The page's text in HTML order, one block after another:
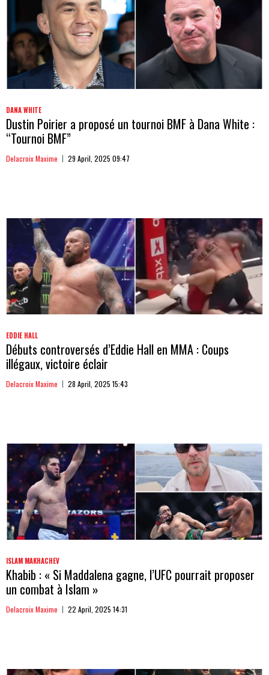
DANA WHITE
Dustin Poirier a proposé un tournoi BMF à Dana White :
“Tournoi BMF”
Delacroix Maxime 29 April, 2025 09:47
EDDIE HALL
Débuts controversés d’Eddie Hall en MMA : Coups
illégaux, victoire éclair
Delacroix Maxime 28 April, 2025 15:43
ISLAM MAKHACHEV
Khabib : « Si Maddalena gagne, l’UFC pourrait proposer
un combat à Islam »
Delacroix Maxime 22 April, 2025 14:31